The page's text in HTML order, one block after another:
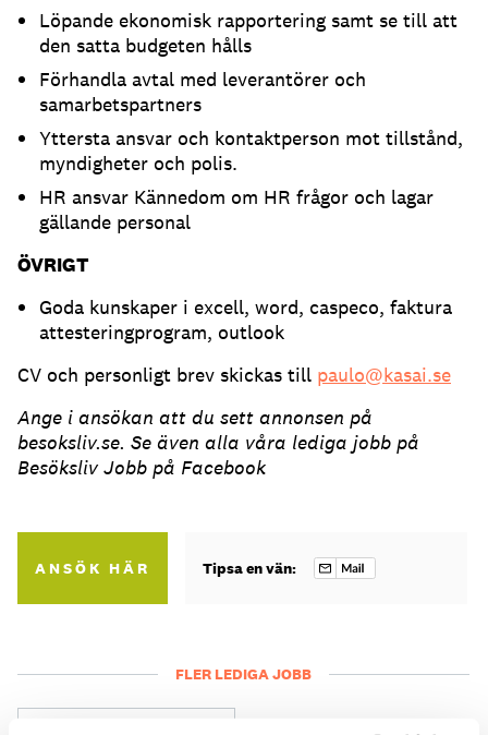
Löpande ekonomisk rapportering samt se till att
den satta budgeten hålls
Förhandla avtal med leverantörer och
samarbetspartners
Yttersta ansvar och kontaktperson mot tillstånd,
myndigheter och polis.
HR ansvar Kännedom om HR frågor och lagar
gällande personal
ÖVRIGT
Goda kunskaper i excell, word, caspeco, faktura
attesteringprogram, outlook
CV och personligt brev skickas till paulo@kasai.se
Ange i ansökan att du sett annonsen på
besoksliv.se. Se även alla våra lediga jobb på
Besöksliv Jobb på Facebook
ANSÖK HÄR Tipsa en vän:
FLER LEDIGA JOBB